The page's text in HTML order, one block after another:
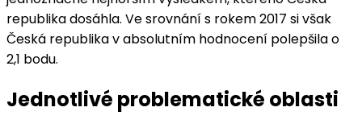
republika dosáhla. Ve srovnání s rokem 2017 si však
Česká republika v absolutním hodnocení polepšila o
2,1 bodu.
Jednotlivé problematické oblasti